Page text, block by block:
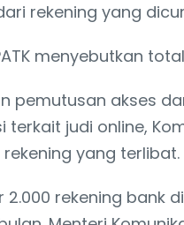
rekening yang
menyebutkan
pemutusan akses
terkait judi online,
yang terlibat.
2.000 rekening